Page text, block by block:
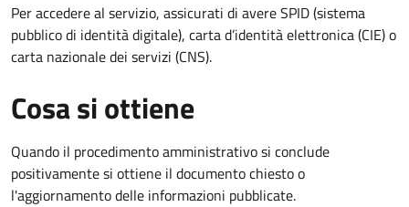
Per accedere al servizio, assicurati di avere SPID (sistema
pubblico di identità digitale), carta d’identità elettronica (CIE) o
carta nazionale dei servizi (CNS).
Cosa si ottiene
Quando il procedimento amministrativo si conclude
positivamente si ottiene il documento chiesto o
l'aggiornamento delle informazioni pubblicate.